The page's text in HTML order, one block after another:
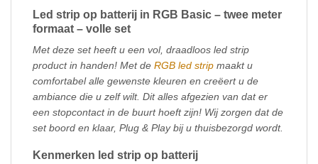
Led strip op batterij in RGB Basic – twee meter
formaat – volle set
Met deze set heeft u een vol, draadloos led strip
product in handen! Met de RGB led strip maakt u
comfortabel alle gewenste kleuren en creëert u de
ambiance die u zelf wilt. Dit alles afgezien van dat er
een stopcontact in de buurt hoeft zijn! Wij zorgen dat de
set boord en klaar, Plug & Play bij u thuisbezorgd wordt.
Kenmerken led strip op batterij